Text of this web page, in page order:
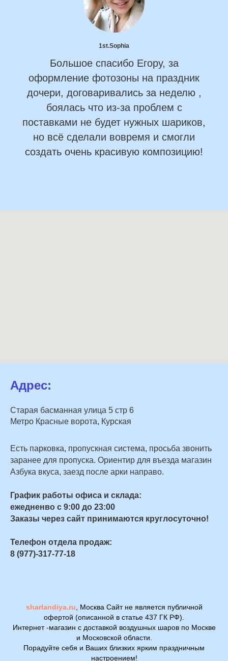
1st.Sophia
Большое спасибо Егору, за
оформление фотозоны на праздник
дочери, договаривались за неделю ,
боялась что из-за проблем с
поставками не будет нужных шариков,
но всё сделали вовремя и смогли
создать очень красивую композицию!
Адрес:
Старая басманная улица 5 стр 6
Метро Красные ворота, Курская
Есть парковка, пропускная система, просьба звонить
заранее для пропуска. Ориентир для въезда магазин
Азбука вкуса, заезд после арки направо.
График работы офиса и склада:
ежедненво с 9:00 до 23:00
Заказы через сайт принимаются круглосуточно!
Телефон отдела продаж:
8 (977)-317-77-18
sharlandiya.ru , Москва Сайт не является публичной
офертой (описанной в статье 437 ГК РФ).
Интернет -магазин с доставкой воздушных шаров по Москве
и Московской области.
Порадуйте себя и Ваших близких ярким праздничным
настроением!